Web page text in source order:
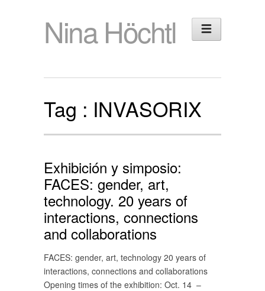
Nina Höchtl
Tag : INVASORIX
Exhibición y simposio:
FACES: gender, art,
technology. 20 years of
interactions, connections
and collaborations
FACES: gender, art, technology 20 years of
interactions, connections and collaborations
Opening times of the exhibition: Oct. 14 –